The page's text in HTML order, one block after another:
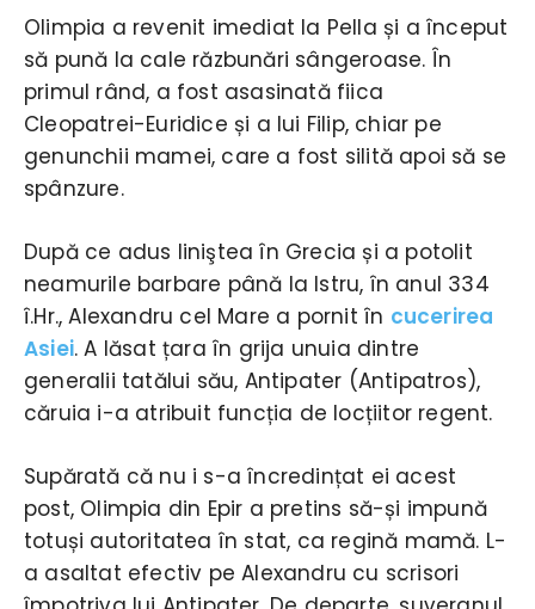
Olimpia a revenit imediat la Pella și a început
să pună la cale răzbunări sângeroase. În
primul rând, a fost asasinată fiica
Cleopatrei-Euridice și a lui Filip, chiar pe
genunchii mamei, care a fost silită apoi să se
spânzure.
După ce adus liniştea în Grecia și a potolit
neamurile barbare până la Istru, în anul 334
î.Hr., Alexandru cel Mare a pornit în cucerirea
Asiei. A lăsat țara în grija unuia dintre
generalii tatălui său, Antipater (Antipatros),
căruia i-a atribuit funcția de locțiitor regent.
Supărată că nu i s-a încredințat ei acest
post, Olimpia din Epir a pretins să-și impună
totuși autoritatea în stat, ca regină mamă. L-
a asaltat efectiv pe Alexandru cu scrisori